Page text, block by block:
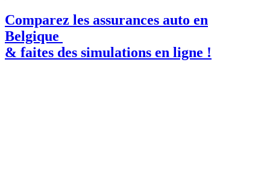
Comparez les assurances auto en
Belgique
& faites des simulations en ligne !